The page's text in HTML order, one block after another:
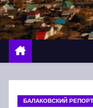
о
м
у
БАЛАКОВСКИЙ